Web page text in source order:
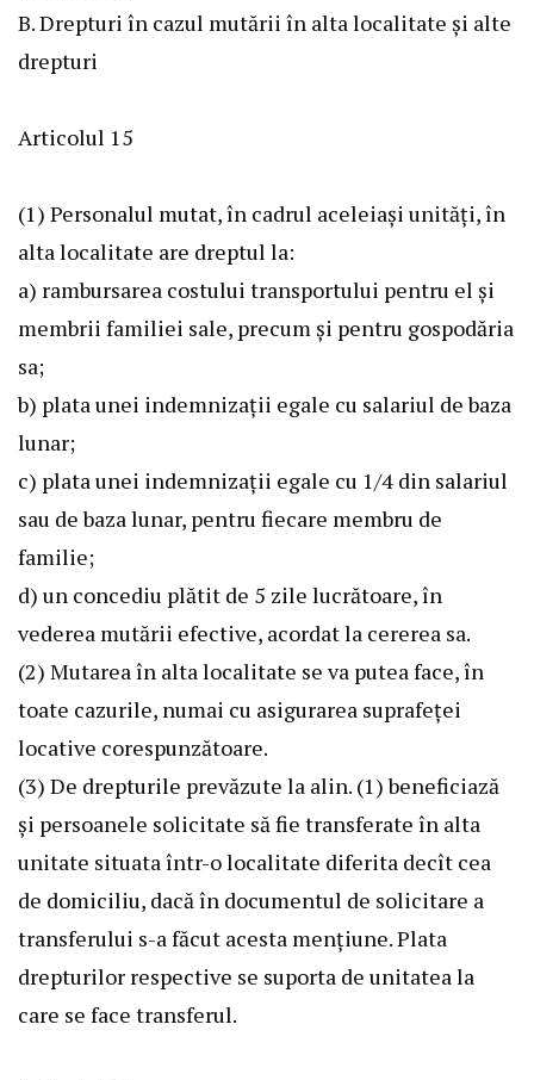
B. Drepturi în cazul mutării în alta localitate şi alte
drepturi
Articolul 15
(1) Personalul mutat, în cadrul aceleiaşi unităţi, în
alta localitate are dreptul la:
a) rambursarea costului transportului pentru el şi
membrii familiei sale, precum şi pentru gospodăria
sa;
b) plata unei indemnizaţii egale cu salariul de baza
lunar;
c) plata unei indemnizaţii egale cu 1/4 din salariul
sau de baza lunar, pentru fiecare membru de
familie;
d) un concediu plătit de 5 zile lucrătoare, în
vederea mutării efective, acordat la cererea sa.
(2) Mutarea în alta localitate se va putea face, în
toate cazurile, numai cu asigurarea suprafeţei
locative corespunzătoare.
(3) De drepturile prevăzute la alin. (1) beneficiază
şi persoanele solicitate să fie transferate în alta
unitate situata într-o localitate diferita decît cea
de domiciliu, dacă în documentul de solicitare a
transferului s-a făcut acesta menţiune. Plata
drepturilor respective se suporta de unitatea la
care se face transferul.